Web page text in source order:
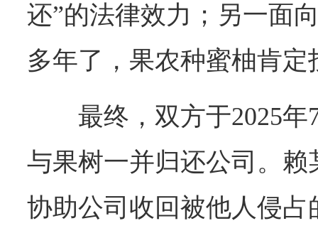
还”的法律效力；另一面
多年了，果农种蜜柚肯定
最终，双方于2025
与果树一并归还公司。
协助公司收回被他人侵